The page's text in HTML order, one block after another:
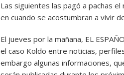
Las siguientes las pagó a pachas
en cuando se acostumbran a vivir
El jueves por la mañana, EL
el caso Koldo entre noticias,
embargo algunas informaciones,